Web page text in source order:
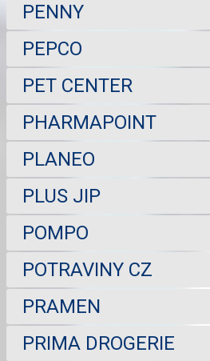
PENNY
PEPCO
PET CENTER
PHARMAPOINT
PLANEO
PLUS JIP
POMPO
POTRAVINY CZ
PRAMEN
PRIMA DROGERIE